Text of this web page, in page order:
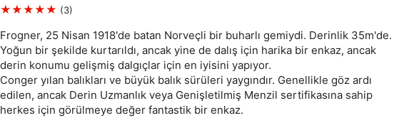
★★★★★ (3)
Frogner, 25 Nisan 1918'de batan Norveçli bir buharlı gemiydi. Derinlik 35m'de.
Yoğun bir şekilde kurtarıldı, ancak yine de dalış için harika bir enkaz, ancak
derin konumu gelişmiş dalgıçlar için en iyisini yapıyor.
Conger yılan balıkları ve büyük balık sürüleri yaygındır. Genellikle göz ardı
edilen, ancak Derin Uzmanlık veya Genişletilmiş Menzil sertifikasına sahip
herkes için görülmeye değer fantastik bir enkaz.